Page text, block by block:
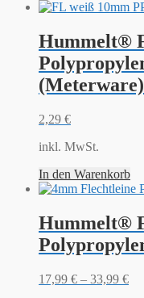
Hummelt®
(Meterware)
2,29 €
inkl. MwSt.
In den Warenkorb
Hummelt®
17,99 € – 33,99 €